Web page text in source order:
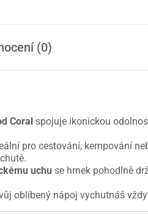
(0)
Coral spojuje ikonickou
pro cestování, kempování
uchu se hrnek pohodlně
oblíbený nápoj vychutnáš